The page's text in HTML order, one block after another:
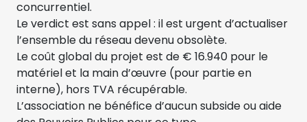
concurrentiel.
Le verdict est sans appel : il est urgent d’actualiser
l’ensemble du réseau devenu obsolète.
Le coût global du projet est de € 16.940 pour le
matériel et la main d’œuvre (pour partie en
interne), hors TVA récupérable.
L’association ne bénéfice d’aucun subside ou aide